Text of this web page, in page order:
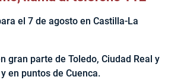
el 7 de agosto en Castilla-La
gran parte de Toledo, Ciudad Real y
en puntos de Cuenca.